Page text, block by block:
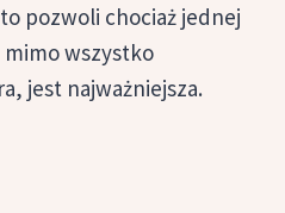
pozwoli chociaż jednej
mimo wszystko
jest najważniejsza.